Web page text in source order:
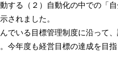
する（２）自動化の中での「
されました。
でいる目標管理制度に沿って
今年度も経営目標の達成を目